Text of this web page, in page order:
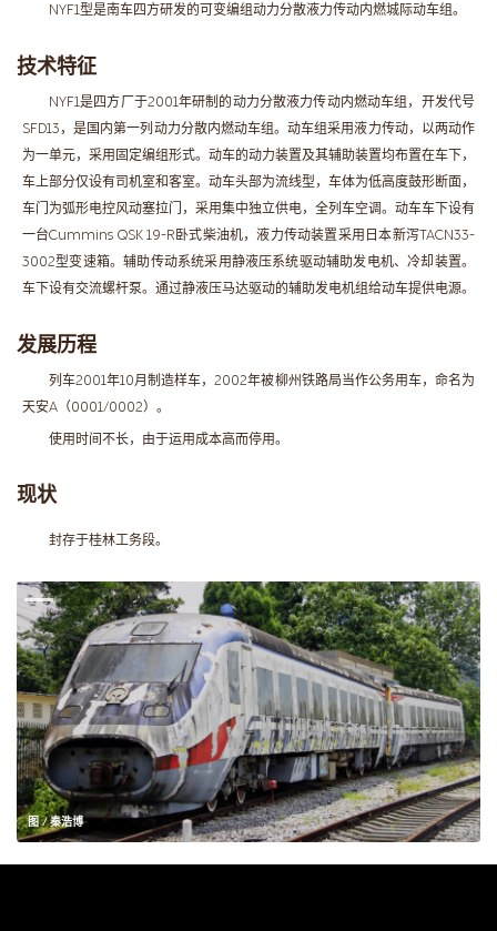
NYF1型是南车四方研发的可变编组动力分散液力传动内燃城际动车组。
技术特征
NYF1是四方厂于2001年研制的动力分散液力传动内燃动车组，开发代号
SFD13，是国内第一列动力分散内燃动车组。动车组采用液力传动，以两动作
为一单元，采用固定编组形式。动车的动力装置及其辅助装置均布置在车下，
车上部分仅设有司机室和客室。动车头部为流线型，车体为低高度鼓形断面，
车门为弧形电控风动塞拉门，采用集中独立供电，全列车空调。动车车下设有
一台Cummins QSK 19-R卧式柴油机，液力传动装置采用日本新泻TACN33-
3002型变速箱。辅助传动系统采用静液压系统驱动辅助发电机、冷却装置。
车下设有交流螺杆泵。通过静液压马达驱动的辅助发电机组给动车提供电源。
发展历程
列车2001年10月制造样车，2002年被柳州铁路局当作公务用车，命名为
天安A（0001/0002）。
使用时间不长，由于运用成本高而停用。
现状
封存于桂林工务段。
图 / 秦浩博